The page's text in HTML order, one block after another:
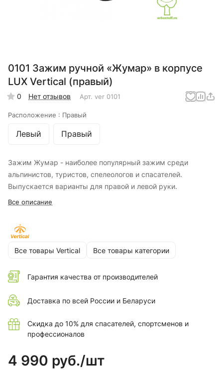
0101 Зажим ручной «Жумар» в корпусе
LUX Vertical (правый)
0 Нет отзывов Арт. ver 0101
Расположение : Правый
Левый Правый
Зажим Жумар - наиболее популярный зажим среди
альпинистов, туристов, спелеологов и спасателей.
Выпускается варианты для правой и левой руки.
Все описание
Все товары Vertical Все товары категории
Гарантия качества от производителей
Доставка по всей России и Беларуси
Скидка до 10% для спасателей, спортсменов и
профессионалов
4 990 руб./шт